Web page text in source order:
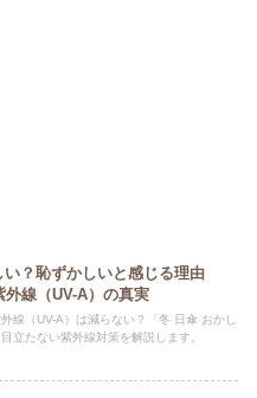
？恥ずかしいと感じる理由
外線（UV-A）の真実
線（UV-A）は減らない？「冬 日傘 おかし
立たない紫外線対策を解説します。